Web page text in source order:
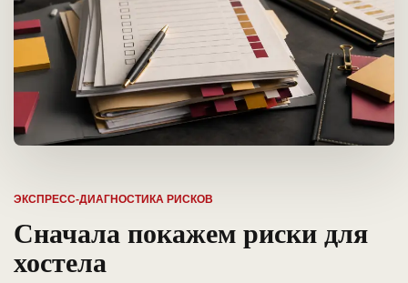
ЭКСПРЕСС-ДИАГНОСТИКА РИСКОВ
Сначала покажем риски для
хостела